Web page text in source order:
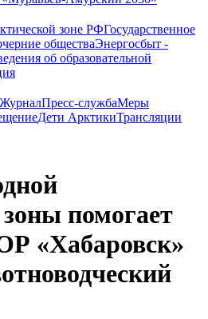
зоне РФГосударственное
обществаЭнергосбыт -
об образовательной
ЖурналПресс-службаМеры
Дети АрктикиТрансляции
помогает
«Хабаровск»